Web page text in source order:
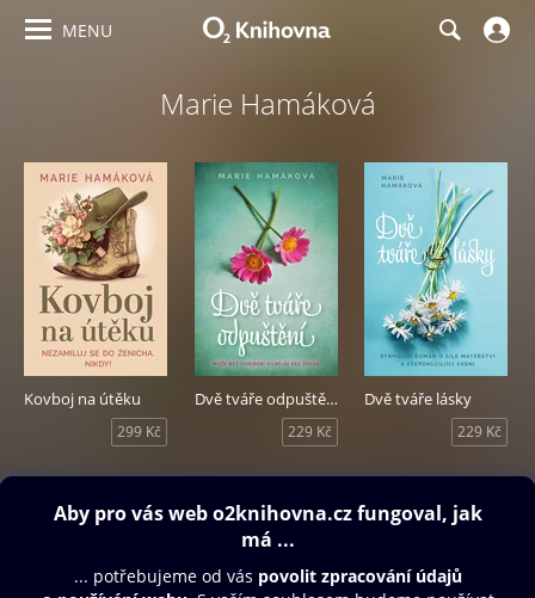
MENU
Marie Hamáková
Kovboj na útěku
299 Kč
Dvě tváře odpuštění
229 Kč
Dvě tváře lásky
229 Kč
Obsah ke stažení